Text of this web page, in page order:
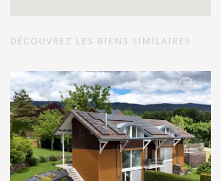
DÉCOUVREZ LES BIENS SIMILAIRES